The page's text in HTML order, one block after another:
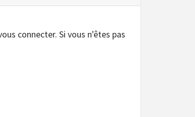
connecter. Si vous n'êtes pas